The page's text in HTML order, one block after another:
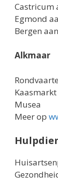
Castricum
Egmond
Bergen
Alkmaar
Kaasmarkt
Musea
Meer op